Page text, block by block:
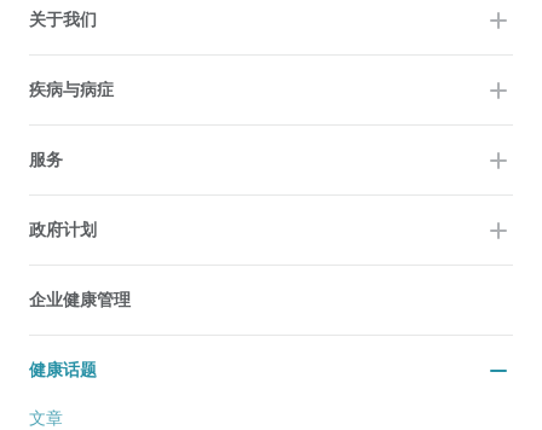
关于我们
疾病与病症
服务
政府计划
企业健康管理
健康话题
文章